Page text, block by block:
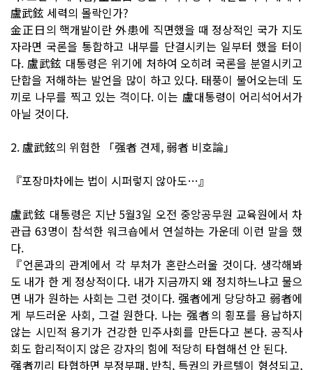
盧武鉉 세력의 몰락인가?
金正日의 핵개발이란 外患에 직면했을 때 정상적인 국가 지도
자라면 국론을 통합하고 내부를 단결시키는 일부터 했을 터이
다. 盧武鉉 대통령은 위기에 처하여 오히려 국론을 분열시키고
단합을 저해하는 발언을 많이 하고 있다. 태풍이 불어오는데 도
끼로 나무를 찍고 있는 격이다. 이는 盧대통령이 어리석어서가
아닐 것이다.
2. 盧武鉉의 위험한 「强者 견제, 弱者 비호論」
『포장마차에는 법이 시퍼렇지 않아도…』
盧武鉉 대통령은 지난 5월3일 오전 중앙공무원 교육원에서 차
관급 63명이 참석한 워크숍에서 연설하는 가운데 이런 말을 했
다.
『언론과의 관계에서 각 부처가 혼란스러울 것이다. 생각해봐
도 내가 한 게 정상적이다. 내가 지금까지 왜 정치하느냐고 물으
면 내가 원하는 사회는 그런 것이다. 强者에게 당당하고 弱者에
게 부드러운 사회, 그걸 원한다. 나는 强者의 횡포를 용납하지
않는 시민적 용기가 건강한 민주사회를 만든다고 본다. 공직사
회도 합리적이지 않은 강자의 힘에 적당히 타협해선 안 된다.
强者끼리 타협하면 부정부패, 반칙, 특권의 카르텔이 형성되고,